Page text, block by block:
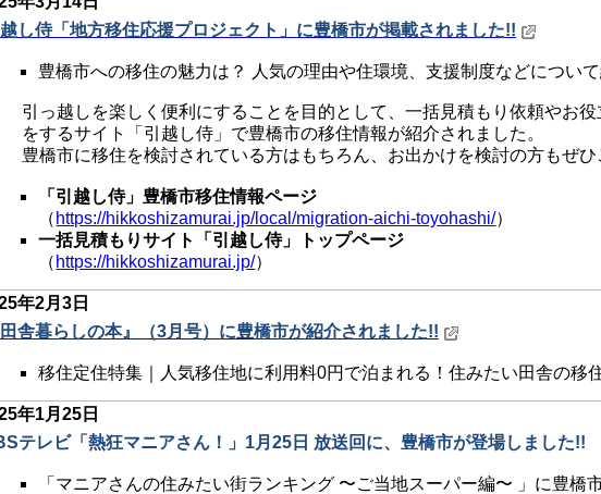
し侍「地方移住応援プロジェクト」に豊橋市が掲載されました!!
豊橋市への移住の魅力は？ 人気の理由や住環境、支援制度などについ
引っ越しを楽しく便利にすることを目的として、一括見積もり依頼やお
をするサイト「引越し侍」で豊橋市の移住情報が紹介されました。
豊橋市に移住を検討されている方はもちろん、お出かけを検討の方もぜひ
「引越し侍」豊橋市移住情報ページ
（ https://hikkoshizamurai.jp/local/migration-aichi-toyohashi/）
一括見積もりサイト「引越し侍」トップページ
（ https://hikkoshizamurai.jp/）
年2月3日
田舎暮らしの本』（3月号）に豊橋市が紹介されました!!
移住定住特集｜人気移住地に利用料0円で泊まれる！住みたい田舎の移
年1月25日
テレビ「熱狂マニアさん！」1月25日 放送回に、豊橋市が登場しました!!
「マニアさんの住みたい街ランキング 〜ご当地スーパー編〜 」に豊橋